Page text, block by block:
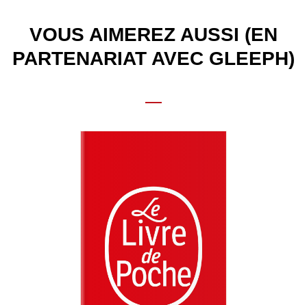
VOUS AIMEREZ AUSSI (EN
PARTENARIAT AVEC GLEEPH)